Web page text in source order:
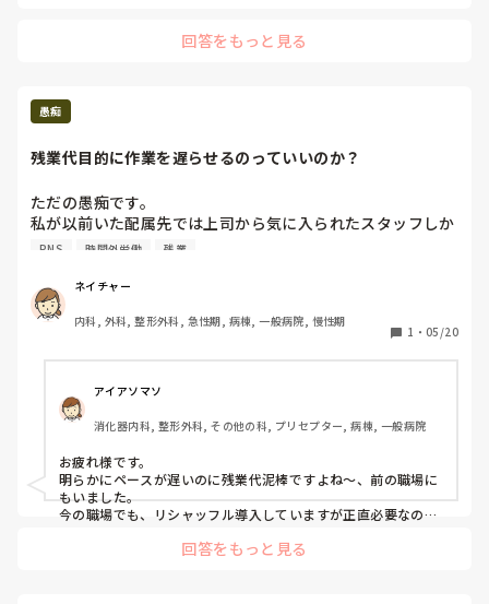
回答をもっと見る
愚痴
残業代目的に作業を遅らせるのっていいのか？
ただの愚痴です。
私が以前いた配属先では上司から気に入られたスタッフしか
残業料を出してもらえなかったです。
に記入しても却下される人がほとんどでした。
今いるところは、仕事量も多く定時に終わることはないの
で、ほとんどのスタッフが時間外用紙に記入しています。上
司も「いいよ、書いていきな」と声をかけてくれます。
昼に一度、何ができていないか、やり残していることはない
か確認をして紙に書き出して、時間内に終わらせられるよう
にPNSのペアを調整しています。(リシャッフルというそう
です)
ですが、記録もそれほど大変ではないのですが、見るからに
わざと残ろうとして業務を遅らせたり、しゃべっていたり
ならわかるのですが、違うこと。帰れない雰囲気を出してい
PNS 時間外労働 残業
ネイチャー
内科, 外科, 整形外科, 急性期, 病棟, 一般病院, 慢性期
1 ・ 05/20
アイアソマソ
消化器内科, 整形外科, その他の科, プリセプター, 病棟, 一般病院
お疲れ様です。
明らかにペースが遅いのに残業代泥棒ですよね〜、前の職場に
もいました。
今の職場でも、リシャッフル導入していますが正直必要なの
らせて、他人の残ってる業務を手伝い定時で帰る…相手はまだ
回答をもっと見る